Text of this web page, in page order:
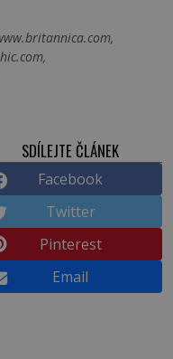
SDÍLEJTE ČLÁNEK
Facebook
Twitter
Pinterest
Email